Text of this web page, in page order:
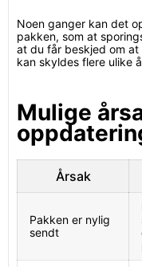
Noen ganger kan det
pakken, som at
at du får beskjed om
kan skyldes flere ulike
Mulige
Årsak
Pakken er nylig
sendt